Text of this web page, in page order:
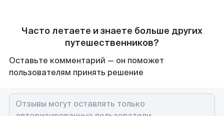
Часто летаете и знаете больше других
путешественников?
Оставьте комментарий — он поможет
пользователям принять решение